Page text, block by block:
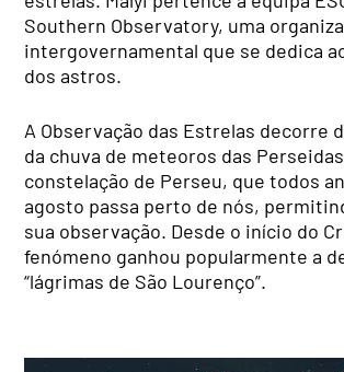
Southern Observatory, uma
intergovernamental que se dedica
dos astros.
A Observação das Estrelas decorre
da chuva de meteoros das
constelação de Perseu, que todos
agosto passa perto de nós,
sua observação. Desde o início do
fenómeno ganhou popularmente a
“lágrimas de São Lourenço”.